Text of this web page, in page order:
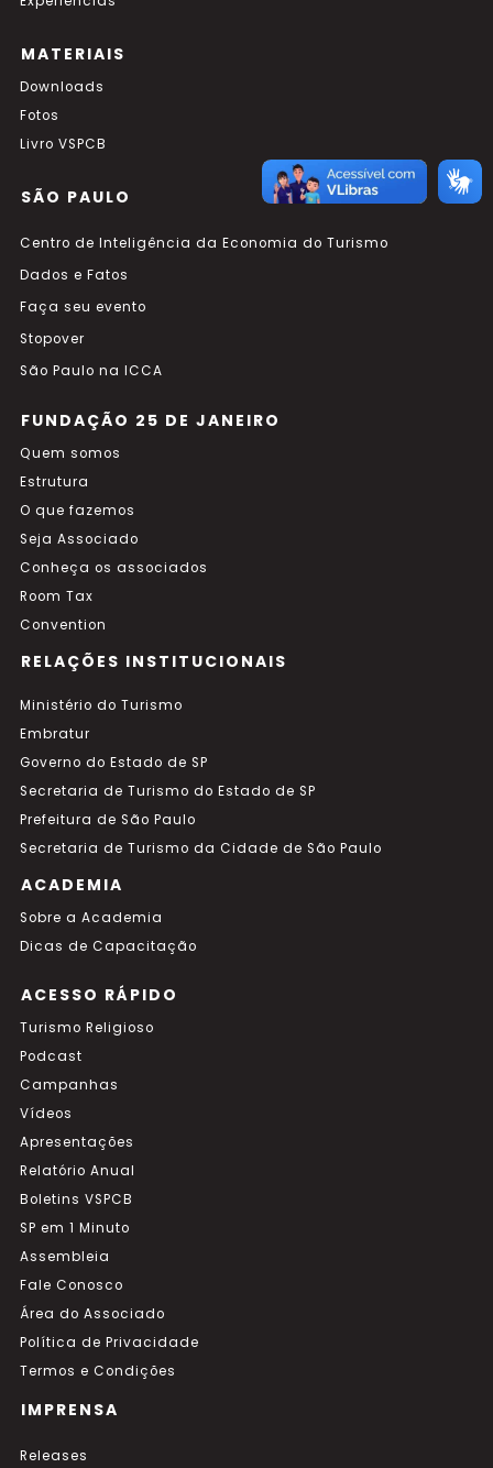
MATERIAIS
Downloads
Fotos
Livro VSPCB
SÃO PAULO
Centro de Inteligência da Economia do Turismo
Dados e Fatos
Faça seu evento
Stopover
São Paulo na ICCA
FUNDAÇÃO 25 DE JANEIRO
Quem somos
Estrutura
O que fazemos
Seja Associado
Conheça os associados
Room Tax
Convention
RELAÇÕES INSTITUCIONAIS
Ministério do Turismo
Embratur
Governo do Estado de SP
Secretaria de Turismo do Estado de SP
Prefeitura de São Paulo
Secretaria de Turismo da Cidade de São Paulo
ACADEMIA
Sobre a Academia
Dicas de Capacitação
ACESSO RÁPIDO
Turismo Religioso
Podcast
Campanhas
Vídeos
Apresentações
Relatório Anual
Boletins VSPCB
SP em 1 Minuto
Assembleia
Fale Conosco
Área do Associado
Política de Privacidade
Termos e Condições
IMPRENSA
Releases